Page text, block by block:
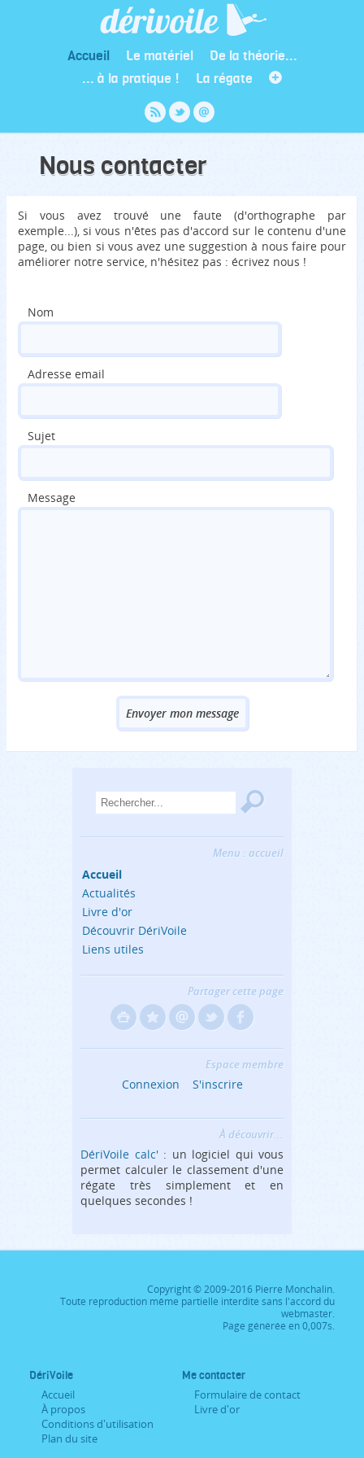
Accueil Le matériel
De la théorie...
... à la pratique !
La régate
Nous contacter
Si vous avez trouvé une faute (d'orthographe par
exemple...), si vous n'êtes pas d'accord sur le contenu d'une
page, ou bien si vous avez une suggestion à nous faire pour
améliorer notre service, n'hésitez pas : écrivez nous !
Nom
Adresse email
Sujet
Message
Menu : accueil
Accueil
Actualités
Livre d'or
Découvrir DériVoile
Liens utiles
Partager cette page
Espace membre
Connexion S'inscrire
À découvrir...
DériVoile calc': un logiciel qui vous
permet calculer le classement d'une
régate très simplement et en
quelques secondes !
Copyright © 2009-2016 Pierre Monchalin.
Toute reproduction même partielle interdite sans l'accord du
webmaster.
Page générée en 0,007s.
DériVoile
Accueil
À propos
Conditions d'utilisation
Plan du site
Me contacter
Formulaire de contact
Livre d'or